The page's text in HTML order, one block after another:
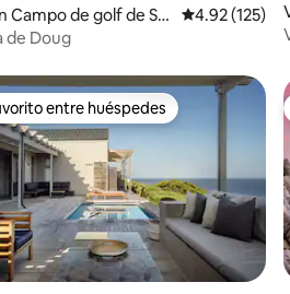
Campo de golf de Sh
Calificación
4.92 (125)
de Doug
entre huéspedes preferido
entre huéspedes